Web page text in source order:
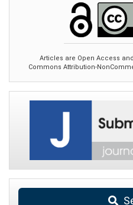
Articles are Open Access
Commons Attribution-